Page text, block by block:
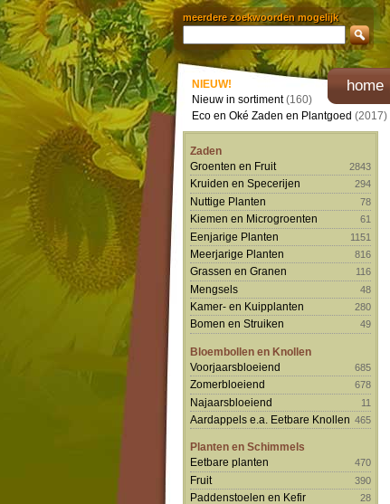
meerdere zoekwoorden mogelijk
home
NIEUW!
Nieuw in sortiment(160)
Eco en Oké Zaden en Plantgoed (2017)
Zaden
Groenten en Fruit
2843
Kruiden en Specerijen 294
Nuttige Planten 78
Kiemen en Microgroenten 61
Eenjarige Planten 1151
Meerjarige Planten 816
Grassen en Granen 116
Mengsels 48
Kamer- en Kuipplanten 280
Bomen en Struiken 49
Bloembollen en Knollen
Voorjaarsbloeiend
685
Zomerbloeiend 678
Najaarsbloeiend 11
Aardappels e.a. Eetbare Knollen 465
Planten en Schimmels
Eetbare planten
470
Fruit 390
Paddenstoelen en Kefir 28